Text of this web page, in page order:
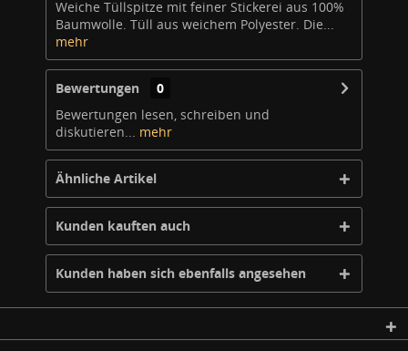
Weiche Tüllspitze mit feiner Stickerei aus 100%
Baumwolle. Tüll aus weichem Polyester. Die...
mehr
Bewertungen
0
Bewertungen lesen, schreiben und
diskutieren... mehr
Ähnliche Artikel
Kunden kauften auch
Kunden haben sich ebenfalls angesehen